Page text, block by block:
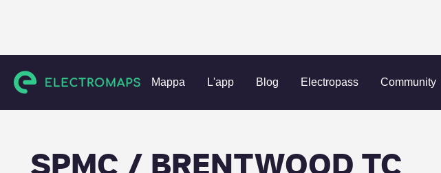
Mappa L'app Blog Electropass Community
Charging stations Canada Metro Vancouver Burnaby SPMC / BRENTWOOD TC
SPMC / BRENTWOOD TC